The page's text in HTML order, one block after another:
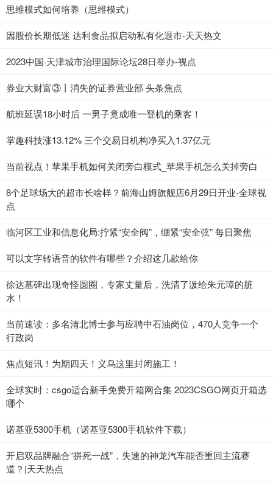
思维模式如何培养（思维模式）
因股价长期低迷 达利食品拟启动私有化退市-天天热文
2023中国·天津城市治理国际论坛28日举办-视点
券业大财富③丨消失的证券营业部 头条焦点
航班延误18小时后 一男子竟成唯一登机的乘客！
掌趣科技涨13.12% 三个交易日机构净买入1.37亿元
当前视点！苹果手机如何关闭旁白模式_苹果手机怎么关掉旁白
8个足球场大的超市长啥样？前海山姆旗舰店6月29日开业-全球视
点
临河区工业和信息化局:拧紧“安全阀”，绷紧“安全弦” 每日聚焦
可以文字转语音的软件有哪些？介绍这几款给你
徐达墓碑出现奇怪圆圈，专家丈量后，洗清了泼给朱元璋的脏
水！
当前速读：多名清北博士参与应聘中石油岗位，470人竞争一个
行政岗
焦点短讯！为期四天！义乌这里封闭施工！
全球实时：csgo适合新手免费开箱网合集 2023CSGO网页开箱选
哪个
诺基亚5300手机（诺基亚5300手机软件下载）
开启双品牌融合“拼死一战”，失速的神龙汽车能否重回主流赛
道？|天天热点